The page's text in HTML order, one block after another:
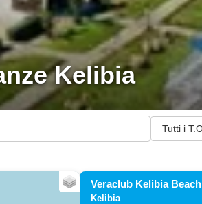
Kelibia
Veraclub Kelibia Beach
Kelibia